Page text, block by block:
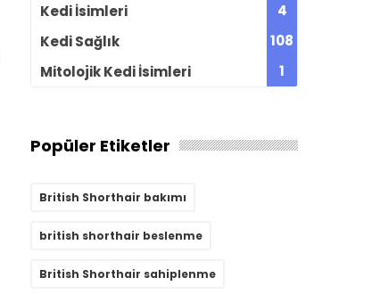
Kedi İsimleri
4
Kedi Sağlık
108
Mitolojik Kedi İsimleri
1
Popüler Etiketler
British Shorthair bakımı
british shorthair beslenme
British Shorthair sahiplenme